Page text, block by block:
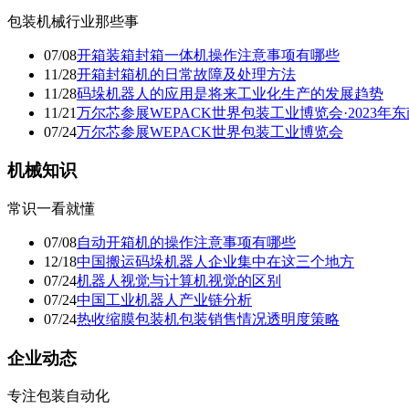
包装机械行业那些事
07/08开箱装箱封箱一体机操作注意事项有哪些
11/28开箱封箱机的日常故障及处理方法
11/28码垛机器人的应用是将来工业化生产的发展趋势
11/21万尔芯参展WEPACK世界包装工业博览会·2023年
07/24万尔芯参展WEPACK世界包装工业博览会
机械知识
常识一看就懂
07/08自动开箱机的操作注意事项有哪些
12/18中国搬运码垛机器人企业集中在这三个地方
07/24机器人视觉与计算机视觉的区别
07/24中国工业机器人产业链分析
07/24热收缩膜包装机包装销售情况透明度策略
企业动态
专注包装自动化